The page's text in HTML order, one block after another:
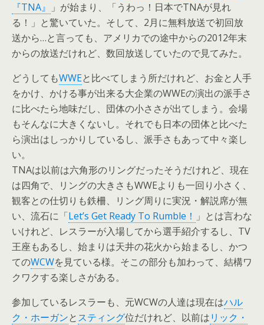
『TNA』
」が始まり、「うわっ！日本でTNAが見れ
る！」と驚いていた。そして、2月に無料放送で初回放
送から…と言っても、アメリカでの途中からの2012年末
からの放送だけれど、数回放送していたので見てみた。
どうしてもWWEと比べてしまう所だけれど、お金と人手
をかけ、かける事が出来る大企業のWWEの演出の派手さ
に比べたら地味だし、団体の小ささが出てしまう。会場
もそんなに大きくないし。それでも日本の団体と比べた
ら演出はしっかりしているし、派手さもあって中々楽し
い。
TNAは以前は六角形のリングだったそうだけれど、現在
は四角で、リングの大きさもWWEよりも一回り小さく、
観客との仕切りも鉄柵、リング周りに実況・解説席が無
い、流石に「Let’s Get Ready To Rumble！ 」とは言わな
いけれど、レスラーが入場してから選手紹介するし、TV
王座もあるし、始まりは天井の花火から始まるし、かつ
てのWCWを見ている様。そこの部分も加わって、結構ワ
クワクする楽しさがある。
参加しているレスラーも、元WCWの人達は現在はハル
ク・ホーガンとスティング位だけれど、以前はリック・